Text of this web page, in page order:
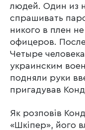
людей. Один из
спрашивать
никого в плен
офицеров.
Четыре
украинским
подняли руки
пригадував
Як розповів
«Шкіпер», його